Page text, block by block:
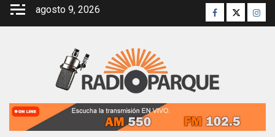
Saltar
agosto 9, 2026 Facebook
Twitter